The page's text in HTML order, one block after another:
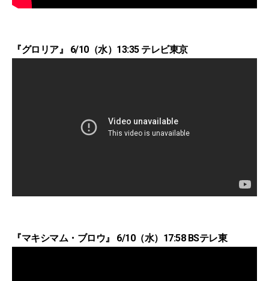
『グロリア』 6/10（水）13:35 テレビ東京
『マキシマム・ブロウ』 6/10（水）17:58 BSテレ東